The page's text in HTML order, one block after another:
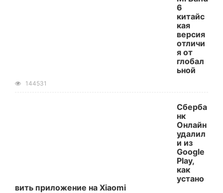
6
китайс
кая
версия
отличи
я от
глобал
ьной
144531
Сберба
нк
Онлайн
удалил
и из
Google
Play,
как
устано
вить приложение на Xiaomi